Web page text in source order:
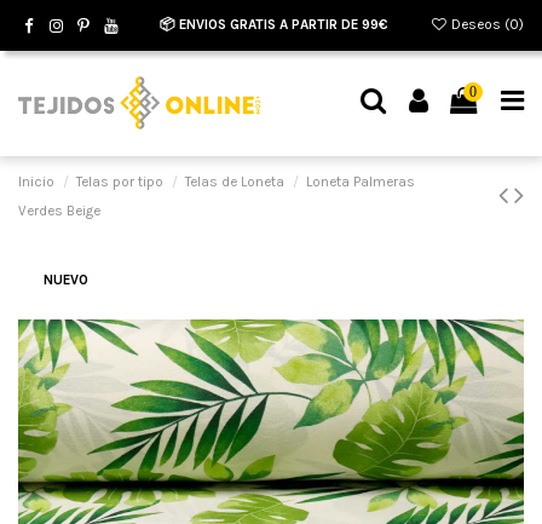
📦 ENVIOS GRATIS A PARTIR DE 99€ Deseos (0)
0
Inicio Telas por tipo Telas de Loneta
Loneta Palmeras
Verdes Beige
NUEVO